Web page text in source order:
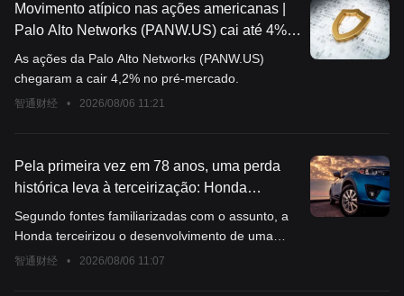
Movimento atípico nas ações americanas |
Palo Alto Networks (PANW.US) cai até 4%
no pré-mercado, vendas de produtos na
China sob revisão de segurança cibernética
As ações da Palo Alto Networks (PANW.US)
chegaram a cair 4,2% no pré-mercado.
智通财经 • 2026/08/06 11:21
Pela primeira vez em 78 anos, uma perda
histórica leva à terceirização: Honda
(HMC.US) lança novos veículos em parceria
com Tata Technologies para implementar
redução de custos e aumento de eficiência.
Segundo fontes familiarizadas com o assunto, a
Honda terceirizou o desenvolvimento de uma
nova linha de veículos para a Tata Technologies
智通财经 • 2026/08/06 11:07